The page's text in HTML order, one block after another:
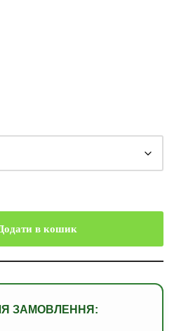
в кошик
ЗАМОВЛЕННЯ: